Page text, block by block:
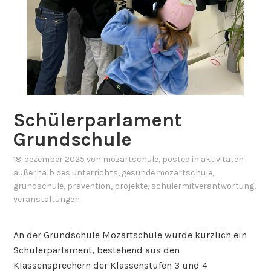
Schülerparlament
Grundschule
18. dezember 2025 von mozartschule, posted in aktivitäten
außerhalb des unterrichts, gesunde mozartschule,
grundschule, prävention, projekte, schülermitverantwortung,
veranstaltungen
An der Grundschule Mozartschule wurde kürzlich ein
Schülerparlament, bestehend aus den
Klassensprechern der Klassenstufen 3 und 4